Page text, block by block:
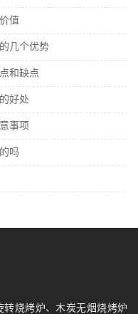
值
几个优势
和缺点
好处
事项
吗
烧烤炉、木炭无烟烧烤炉